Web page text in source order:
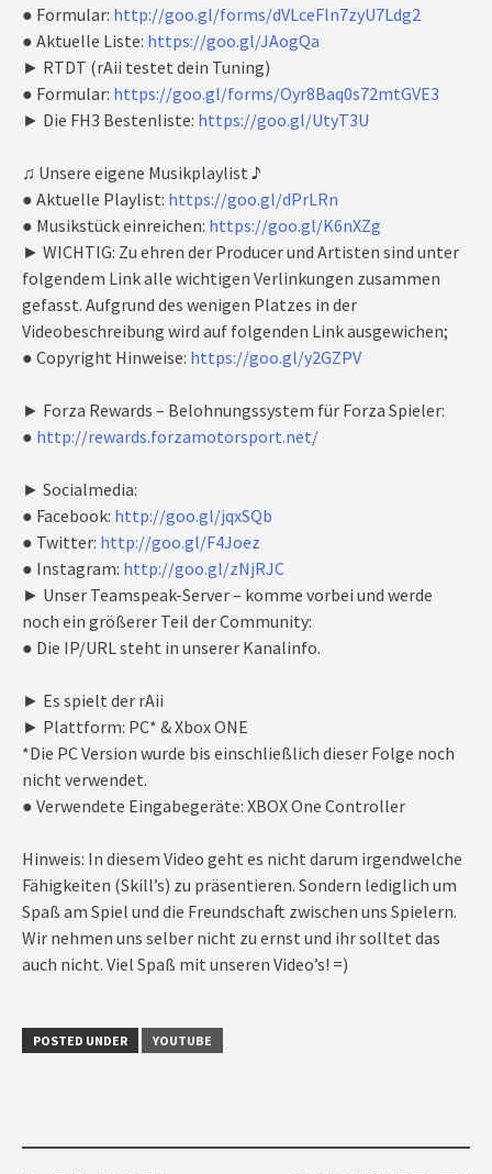
● Formular: http://goo.gl/forms/dVLceFln7zyU7Ldg2
● Aktuelle Liste: https://goo.gl/JAogQa
► RTDT (rAii testet dein Tuning)
● Formular: https://goo.gl/forms/Oyr8Baq0s72mtGVE3
► Die FH3 Bestenliste: https://goo.gl/UtyT3U
♫ Unsere eigene Musikplaylist ♪
● Aktuelle Playlist: https://goo.gl/dPrLRn
● Musikstück einreichen: https://goo.gl/K6nXZg
► WICHTIG: Zu ehren der Producer und Artisten sind unter
folgendem Link alle wichtigen Verlinkungen zusammen
gefasst. Aufgrund des wenigen Platzes in der
Videobeschreibung wird auf folgenden Link ausgewichen;
● Copyright Hinweise: https://goo.gl/y2GZPV
► Forza Rewards – Belohnungssystem für Forza Spieler:
● http://rewards.forzamotorsport.net/
► Socialmedia:
● Facebook: http://goo.gl/jqxSQb
● Twitter: http://goo.gl/F4Joez
● Instagram: http://goo.gl/zNjRJC
► Unser Teamspeak-Server – komme vorbei und werde
noch ein größerer Teil der Community:
● Die IP/URL steht in unserer Kanalinfo.
► Es spielt der rAii
► Plattform: PC* & Xbox ONE
*Die PC Version wurde bis einschließlich dieser Folge noch
nicht verwendet.
● Verwendete Eingabegeräte: XBOX One Controller
Hinweis: In diesem Video geht es nicht darum irgendwelche
Fähigkeiten (Skill’s) zu präsentieren. Sondern lediglich um
Spaß am Spiel und die Freundschaft zwischen uns Spielern.
Wir nehmen uns selber nicht zu ernst und ihr solltet das
auch nicht. Viel Spaß mit unseren Video’s! =)
POSTED UNDER YOUTUBE